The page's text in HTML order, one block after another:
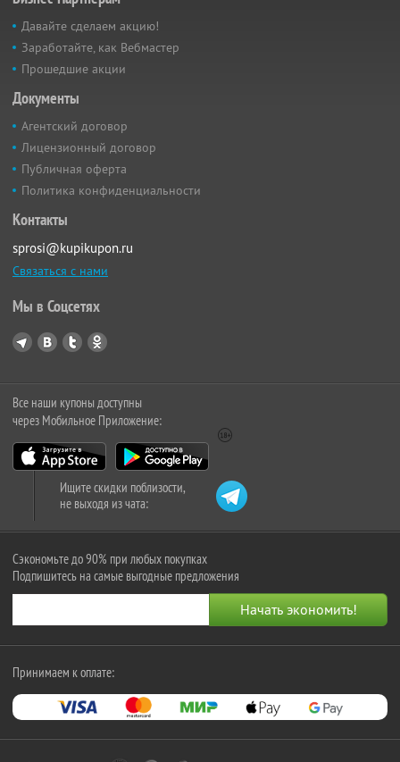
Давайте сделаем акцию!
Заработайте, как Вебмастер
Прошедшие акции
Документы
Агентский договор
Лицензионный договор
Публичная оферта
Политика конфиденциальности
Контакты
sprosi@kupikupon.ru
Связаться с нами
Мы в Соцсетях
Все наши купоны доступны
через Мобильное Приложение:
Ищите скидки поблизости,
не выходя из чата:
Сэкономьте до 90% при любых покупках
Подпишитесь на самые выгодные предложения
Принимаем к оплате: